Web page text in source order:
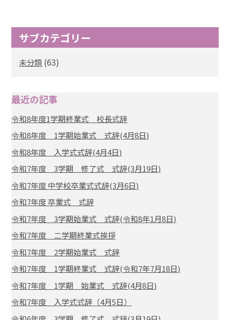
サブカテゴリー
未分類 (63)
最近の記事
令和8年度1学期終業式 校長式辞
令和8年度 1学期始業式 式辞(4月8日)
令和8年度 入学式式辞(4月4日)
令和7年度 3学期 修了式 式辞(3月19日)
令和7年度 中学校卒業式式辞(3月6日)
令和7年度 卒業式 式辞
令和7年度 3学期始業式 式辞(令和8年1月8日)
令和7年度 二学期終業式挨拶
令和7年度 2学期始業式 式辞
令和7年度 1学期終業式 式辞(令和7年7月18日)
令和7年度 1学期 始業式 式辞(4月8日)
令和7年度 入学式式辞（4月5日）